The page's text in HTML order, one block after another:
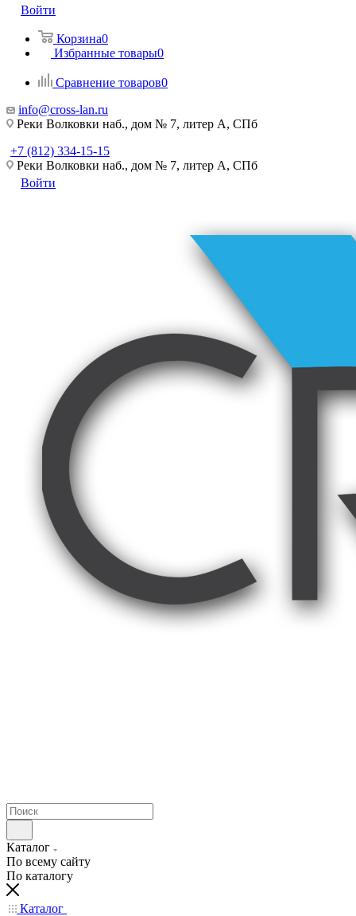
Войти
Корзина0
Избранные товары0
Сравнение товаров0
info@cross-lan.ru
Реки Волковки наб., дом № 7, литер А, СПб
+7 (812) 334-15-15
Реки Волковки наб., дом № 7, литер А, СПб
Войти
Каталог
По всему сайту
По каталогу
Каталог